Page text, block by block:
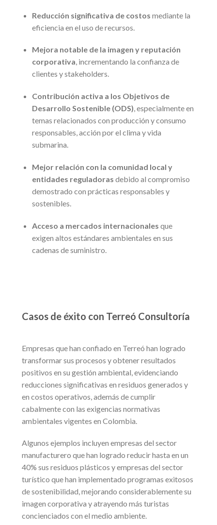
Reducción significativa de costos mediante la
eficiencia en el uso de recursos.
Mejora notable de la imagen y reputación
corporativa, incrementando la confianza de
clientes y stakeholders.
Contribución activa a los Objetivos de
Desarrollo Sostenible (ODS), especialmente en
temas relacionados con producción y consumo
responsables, acción por el clima y vida
submarina.
Mejor relación con la comunidad local y
entidades reguladoras debido al compromiso
demostrado con prácticas responsables y
sostenibles.
Acceso a mercados internacionales que
exigen altos estándares ambientales en sus
cadenas de suministro.
Casos de éxito con Terreó Consultoría
Empresas que han confiado en Terreó han logrado
transformar sus procesos y obtener resultados
positivos en su gestión ambiental, evidenciando
reducciones significativas en residuos generados y
en costos operativos, además de cumplir
cabalmente con las exigencias normativas
ambientales vigentes en Colombia.
Algunos ejemplos incluyen empresas del sector
manufacturero que han logrado reducir hasta en un
40% sus residuos plásticos y empresas del sector
turístico que han implementado programas exitosos
de sostenibilidad, mejorando considerablemente su
imagen corporativa y atrayendo más turistas
concienciados con el medio ambiente.